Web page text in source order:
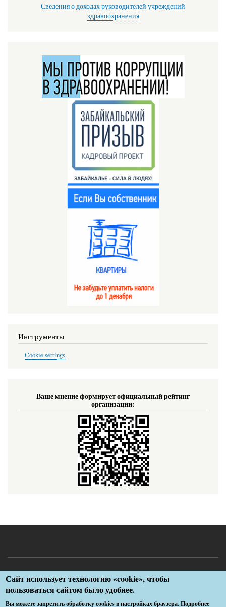
Сведения о доходах руководителей учреждений
здравоохранения
Инструменты
Cookie settings
Ваше мнение формирует официальный рейтинг
организации:
Меню
в
Разработка ГУЗ «Медицинский информационно-аналитический
центр»
Сайт использует технологию «cookie», чтобы
пользоваться сайтом было удобнее.
Вы можете запретить обработку cookies в настройках браузера. Подробнее